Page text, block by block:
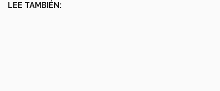
LEE TAMBIÉN: